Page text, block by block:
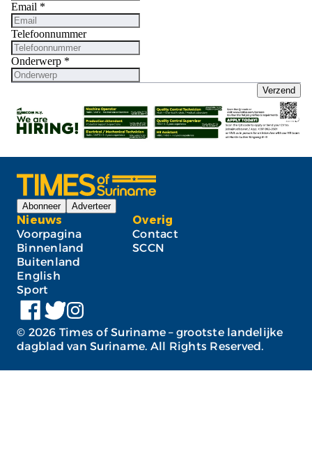
Email *
Telefoonnummer
Onderwerp *
Verzend
Abonneer Adverteer
Nieuws
Voorpagina
Binnenland
Buitenland
English
Sport
Overig
Contact
SCCN
© 2026 Times of Suriname – grootste landelijke
dagblad van Suriname. All Rights Reserved.